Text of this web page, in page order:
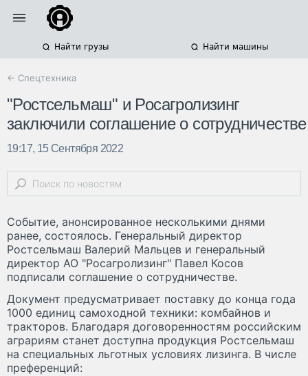
Найти грузы Найти машины
← Спецтехника
"Ростсельмаш" и Росагролизинг
заключили соглашение о сотрудничестве
19:17, 15 Сентября 2022
Событие, анонсированное несколькими днями
ранее, состоялось. Генеральный директор
Ростсельмаш Валерий Мальцев и генеральный
директор АО "Росагролизинг" Павел Косов
подписали соглашение о сотрудничестве.
Документ предусматривает поставку до конца года
1000 единиц самоходной техники: комбайнов и
тракторов. Благодаря договоренностям российским
аграриям станет доступна продукция Ростсельмаш
на специальных льготных условиях лизинга. В числе
преференций: